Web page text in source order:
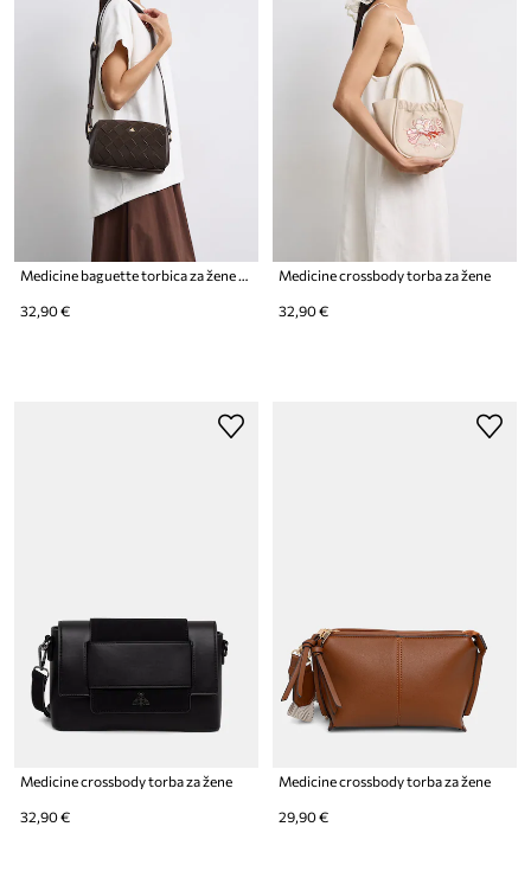
32,90 €
Medicine crossbody torba za žene
32,90 €
Medicine crossbody torba za žene
32,90 €
Medicine crossbody torba za žene
29,90 €